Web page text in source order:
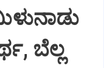
ಬೆಲ್ಲ